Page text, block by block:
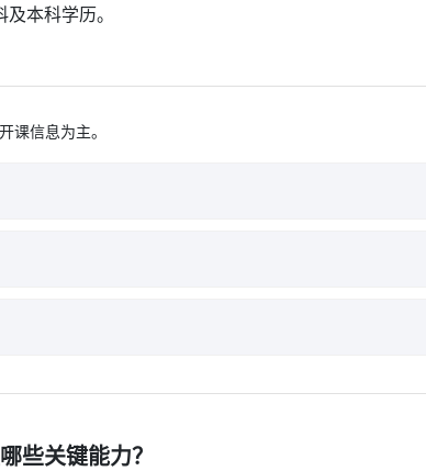
本科学历。
课信息为主。
务综合实训Ⅰ、酒店英语、酒店服务综合实训Ⅱ、酒
店新媒体营销、会展服务与管理、酒店人力资源管理
些关键能力？